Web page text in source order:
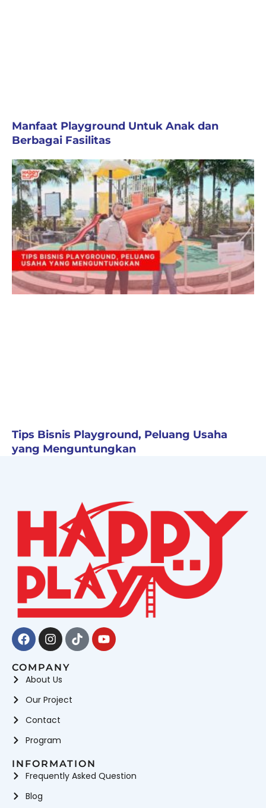
Manfaat Playground Untuk Anak dan
Berbagai Fasilitas
Tips Bisnis Playground, Peluang Usaha
yang Menguntungkan
Facebook
Instagram
TiktokYoutube
COMPANY
About Us
Our Project
Contact
Program
INFORMATION
Frequently Asked Question
Blog